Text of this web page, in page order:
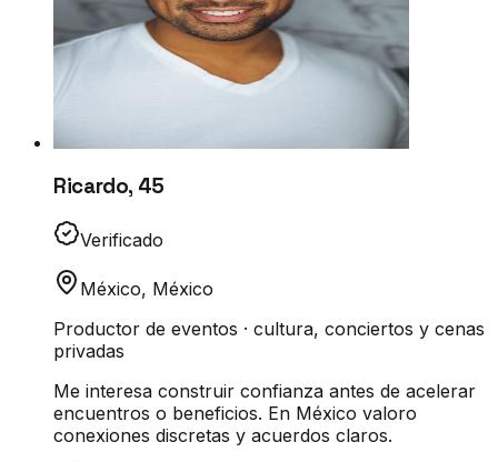
Ricardo, 45
Verificado
México, México
Productor de eventos · cultura, conciertos y cenas
privadas
Me interesa construir confianza antes de acelerar
encuentros o beneficios. En México valoro
conexiones discretas y acuerdos claros.